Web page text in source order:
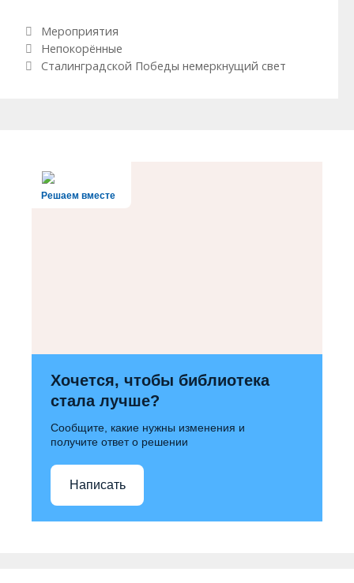
Рубрики
Мероприятия
Навигация по записям
Непокорённые
Сталинградской Победы немеркнущий свет
Решаем вместе
Хочется, чтобы библиотека
стала лучше?
Сообщите, какие нужны изменения и
получите ответ о решении
Написать